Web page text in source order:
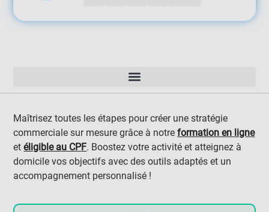
Maîtrisez toutes les étapes pour créer une stratégie
commerciale sur mesure grâce à notreformation en ligne
etéligible au CPF. Boostez votre activité et atteignez à
domicile vos objectifs avec des outils adaptés et un
accompagnement personnalisé !